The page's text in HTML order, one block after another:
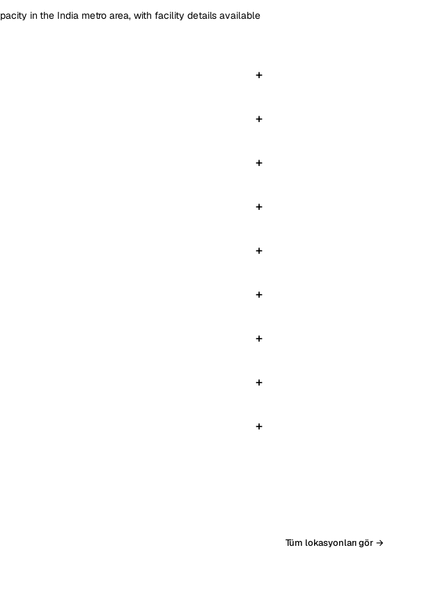
in the India metro area, with facility details available
Tüm lokasyonları gör →